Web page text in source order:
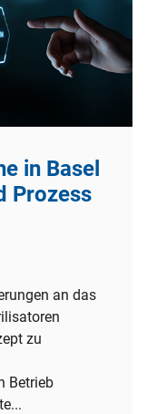
in Basel
Prozess
an das
zu
Betrieb